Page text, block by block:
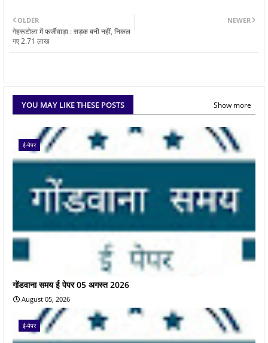
NEWER
OLDER
गेहरूटोला में फर्जीवाड़ा : सड़क बनी नहीं, निकल
गए 2.71 लाख
YOU MAY LIKE THESE POSTS Show more
ई-पेपर
गोंडवाना समय ई पेपर 05 अगस्त 2026
August 05, 2026
ई-पेपर